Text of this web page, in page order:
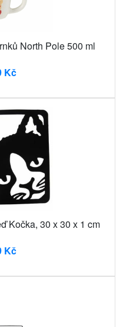
North Pole 500 ml
Kč
Kočka, 30 x 30 x 1 cm
Kč